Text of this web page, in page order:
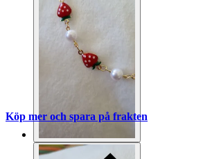
Köp mer och spara på frakten